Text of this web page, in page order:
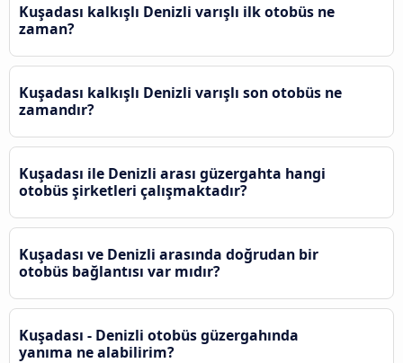
Kuşadası kalkışlı Denizli varışlı ilk otobüs ne
zaman?
Kuşadası kalkışlı Denizli varışlı son otobüs ne
zamandır?
Kuşadası ile Denizli arası güzergahta hangi
otobüs şirketleri çalışmaktadır?
Kuşadası ve Denizli arasında doğrudan bir
otobüs bağlantısı var mıdır?
Kuşadası - Denizli otobüs güzergahında
yanıma ne alabilirim?